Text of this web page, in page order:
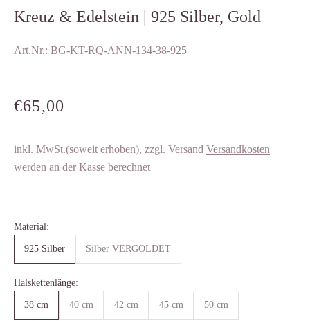
Kreuz & Edelstein | 925 Silber, Gold
Art.Nr.: BG-KT-RQ-ANN-134-38-925
ANGEBOT
€65,00
inkl. MwSt.(soweit erhoben), zzgl. Versand Versandkosten
werden an der Kasse berechnet
Material:
925 Silber Silber VERGOLDET
Halskettenlänge:
38 cm 40 cm 42 cm 45 cm 50 cm